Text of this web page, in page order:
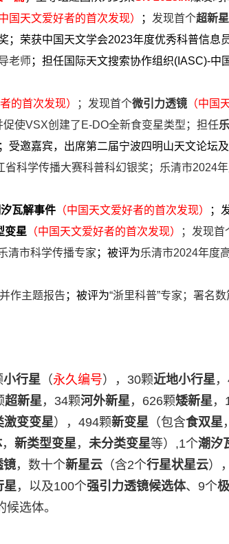
中国天文爱好者的首次发现） ； 发现首个超新
；荣获中国天文学会2023年度优秀科普信息
老师 ； 担任国际天文搜索协作组织(IASC)-中
的首次发现） ；发现首个微引力透镜 （中国
促使VSX创建了E-DO全新食变星类型 ；担任
；受邀嘉宾，出席第二届宁波四明山天文论坛
省科学传播大赛科普科幻银奖 ；乐清市2024
瓦解事件 （中国天文爱好者的首次发现）
；
变星 （中国天文爱好者的首次发现）
；发现首
清市科学传播专家 ；被评为乐清市2024年度
作主题报告 ； 被评为“浙里科普”专家‌； 署名数
小行星 （永久编号），30颗近地小行星
超新星 ，34颗河外新星 ，626颗矮新星 ，
激变变星），494颗新变星 （包含食双星
， 新类型变星 ， 未分类变星等）,1个潮汐
镜，数十个新星云 （含2个行星状星云）
星，以及100个强引力透镜候选体、9个
候选体。